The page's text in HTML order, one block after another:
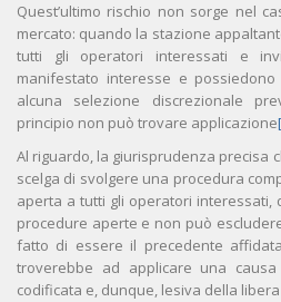
Quest’ultimo rischio non sorge nel
mercato: quando la stazione
tutti gli operatori interessati e
manifestato interesse e
alcuna selezione discrezionale
principio non può trovare applicazione
Al riguardo, la giurisprudenza precisa
scelga di svolgere una procedura
aperta a tutti gli operatori interessati,
procedure aperte e non può
fatto di essere il precedente
troverebbe ad applicare una
codificata e, dunque, lesiva della